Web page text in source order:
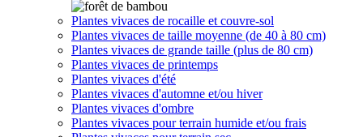
Plantes vivaces de rocaille et couvre-sol
Plantes vivaces de taille moyenne (de 40 à 80 cm)
Plantes vivaces de grande taille (plus de 80 cm)
Plantes vivaces de printemps
Plantes vivaces d'été
Plantes vivaces d'automne et/ou hiver
Plantes vivaces d'ombre
Plantes vivaces pour terrain humide et/ou frais